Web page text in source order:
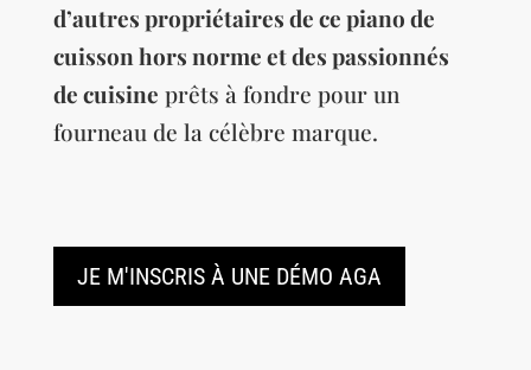
d’autres propriétaires de ce piano de
cuisson hors norme et des passionnés
de cuisine prêts à fondre pour un
fourneau de la célèbre marque.
JE M'INSCRIS À UNE DÉMO AGA